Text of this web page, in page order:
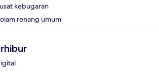
kebugaran
renang umum